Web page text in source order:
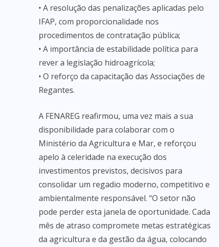
• A resolução das penalizações aplicadas pelo
IFAP, com proporcionalidade nos
procedimentos de contratação pública;
• A importância de estabilidade política para
rever a legislação hidroagrícola;
• O reforço da capacitação das Associações de
Regantes.
A FENAREG reafirmou, uma vez mais a sua
disponibilidade para colaborar com o
Ministério da Agricultura e Mar, e reforçou
apelo à celeridade na execução dos
investimentos previstos, decisivos para
consolidar um regadio moderno, competitivo e
ambientalmente responsável. “O setor não
pode perder esta janela de oportunidade. Cada
mês de atraso compromete metas estratégicas
da agricultura e da gestão da água, colocando